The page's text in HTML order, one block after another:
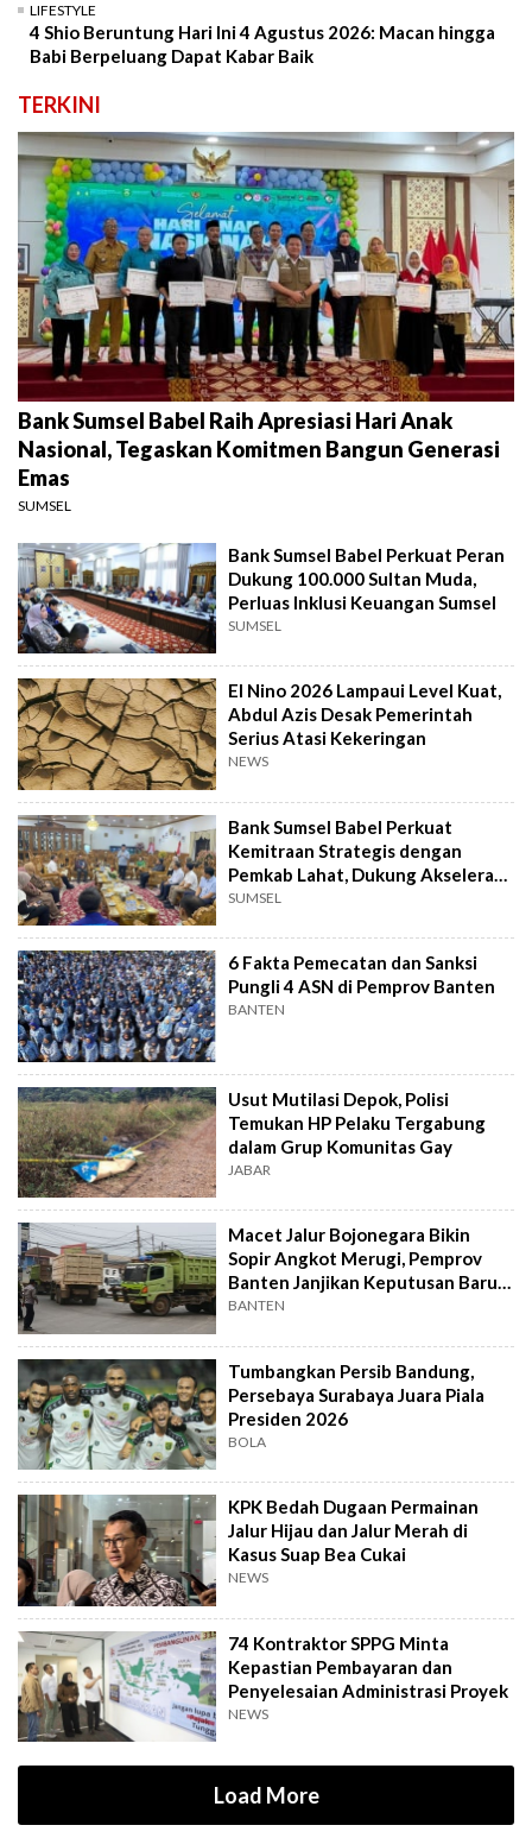
LIFESTYLE
4 Shio Beruntung Hari Ini 4 Agustus 2026: Macan hingga
Babi Berpeluang Dapat Kabar Baik
TERKINI
Bank Sumsel Babel Raih Apresiasi Hari Anak
Nasional, Tegaskan Komitmen Bangun Generasi
Emas
SUMSEL
Bank Sumsel Babel Perkuat Peran
Dukung 100.000 Sultan Muda,
Perluas Inklusi Keuangan Sumsel
SUMSEL
El Nino 2026 Lampaui Level Kuat,
Abdul Azis Desak Pemerintah
Serius Atasi Kekeringan
NEWS
Bank Sumsel Babel Perkuat
Kemitraan Strategis dengan
Pemkab Lahat, Dukung Akselerasi
Ekonomi Daerah
SUMSEL
6 Fakta Pemecatan dan Sanksi
Pungli 4 ASN di Pemprov Banten
BANTEN
Usut Mutilasi Depok, Polisi
Temukan HP Pelaku Tergabung
dalam Grup Komunitas Gay
JABAR
Macet Jalur Bojonegara Bikin
Sopir Angkot Merugi, Pemprov
Banten Janjikan Keputusan Baru 4
Hari Lagi
BANTEN
Tumbangkan Persib Bandung,
Persebaya Surabaya Juara Piala
Presiden 2026
BOLA
KPK Bedah Dugaan Permainan
Jalur Hijau dan Jalur Merah di
Kasus Suap Bea Cukai
NEWS
74 Kontraktor SPPG Minta
Kepastian Pembayaran dan
Penyelesaian Administrasi Proyek
NEWS
Load More